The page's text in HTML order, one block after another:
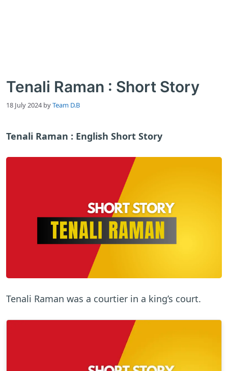
Tenali Raman : Short Story
18 July 2024 byTeam D.B
Tenali Raman : English Short Story
Tenali Raman was a courtier in a king’s court.